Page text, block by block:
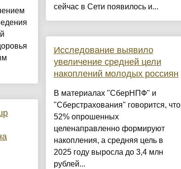
сейчас в Сети появилось и...
Исследование выявило
увеличение средней цели
накоплений молодых россиян
В материалах "СберНПФ" и
"Сберстрахования" говорится, что
52% опрошенных
целенаправленно формируют
накопления, а средняя цель в
2025 году выросла до 3,4 млн
рублей...